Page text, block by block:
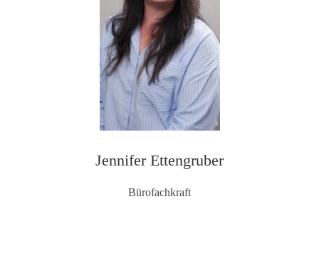
Jennifer Ettengruber
Bürofachkraft